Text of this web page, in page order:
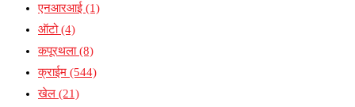
एनआरआई (1)
ऑटो(4)
कपूरथला(8)
क्राईम (544)
खेल (21)